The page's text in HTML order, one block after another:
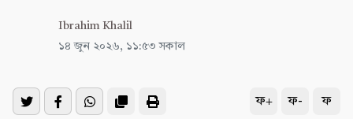
Ibrahim Khalil
১৪ জুন ২০২৬, ১১:৫৩ সকাল
ফ+ ফ- ফ